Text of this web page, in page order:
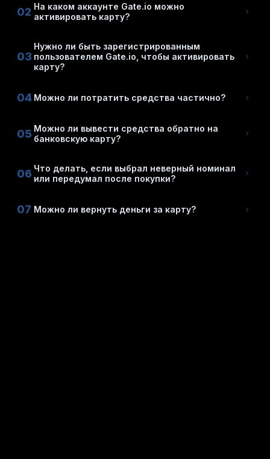
02 На каком аккаунте Gate.io можно
активировать карту?
03
Нужно ли быть зарегистрированным
пользователем Gate.io, чтобы активировать
карту?
04 Можно ли потратить средства частично?
05 Можно ли вывести средства обратно на
банковскую карту?
06 Что делать, если выбрал неверный номинал
или передумал после покупки?
07 Можно ли вернуть деньги за карту?